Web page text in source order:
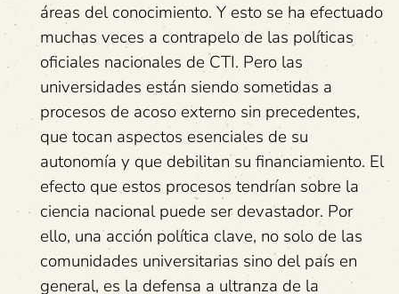
áreas del conocimiento. Y esto se ha efectuado
muchas veces a contrapelo de las políticas
oficiales nacionales de CTI. Pero las
universidades están siendo sometidas a
procesos de acoso externo sin precedentes,
que tocan aspectos esenciales de su
autonomía y que debilitan su financiamiento. El
efecto que estos procesos tendrían sobre la
ciencia nacional puede ser devastador. Por
ello, una acción política clave, no solo de las
comunidades universitarias sino del país en
general, es la defensa a ultranza de la